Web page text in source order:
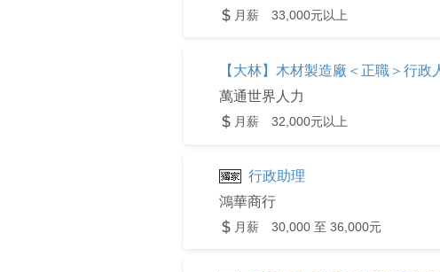
月薪 33,000元以上
【大林】木材製造廠＜正職＞行政
萬通世界人力
月薪 32,000元以上
行政助理
鴻華商行
月薪 30,000 至 36,000元